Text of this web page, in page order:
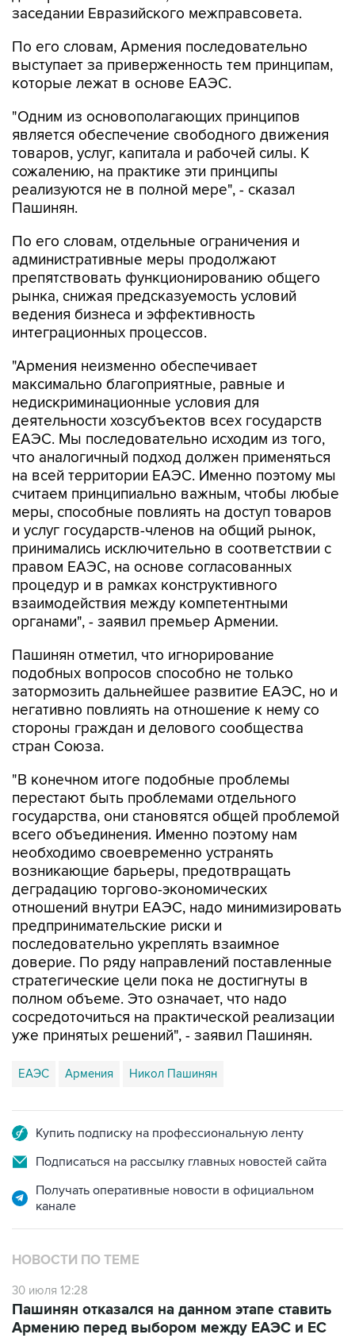
заседании Евразийского межправсовета.
По его словам, Армения последовательно
выступает за приверженность тем принципам,
которые лежат в основе ЕАЭС.
"Одним из основополагающих принципов
является обеспечение свободного движения
товаров, услуг, капитала и рабочей силы. К
сожалению, на практике эти принципы
реализуются не в полной мере", - сказал
Пашинян.
По его словам, отдельные ограничения и
административные меры продолжают
препятствовать функционированию общего
рынка, снижая предсказуемость условий
ведения бизнеса и эффективность
интеграционных процессов.
"Армения неизменно обеспечивает
максимально благоприятные, равные и
недискриминационные условия для
деятельности хозсубъектов всех государств
ЕАЭС. Мы последовательно исходим из того,
что аналогичный подход должен применяться
на всей территории ЕАЭС. Именно поэтому мы
считаем принципиально важным, чтобы любые
меры, способные повлиять на доступ товаров
и услуг государств-членов на общий рынок,
принимались исключительно в соответствии с
правом ЕАЭС, на основе согласованных
процедур и в рамках конструктивного
взаимодействия между компетентными
органами", - заявил премьер Армении.
Пашинян отметил, что игнорирование
подобных вопросов способно не только
затормозить дальнейшее развитие ЕАЭС, но и
негативно повлиять на отношение к нему со
стороны граждан и делового сообщества
стран Союза.
"В конечном итоге подобные проблемы
перестают быть проблемами отдельного
государства, они становятся общей проблемой
всего объединения. Именно поэтому нам
необходимо своевременно устранять
возникающие барьеры, предотвращать
деградацию торгово-экономических
отношений внутри ЕАЭС, надо минимизировать
предпринимательские риски и
последовательно укреплять взаимное
доверие. По ряду направлений поставленные
стратегические цели пока не достигнуты в
полном объеме. Это означает, что надо
сосредоточиться на практической реализации
уже принятых решений", - заявил Пашинян.
ЕАЭС Армения Никол Пашинян
Купить подписку на профессиональную ленту
Подписаться на рассылку главных новостей сайта
Получать оперативные новости в официальном
канале
НОВОСТИ ПО ТЕМЕ
30 июля 12:28
Пашинян отказался на данном этапе ставить
Армению перед выбором между ЕАЭС и ЕС